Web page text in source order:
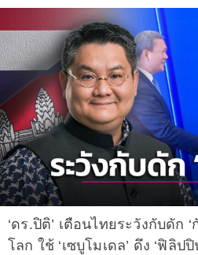
‘ดร.ปิติ’ เตือนไทยระวังกับดัก
โลก ใช้ ‘เซบูโมเดล’ ดึง ‘ฟิลิป